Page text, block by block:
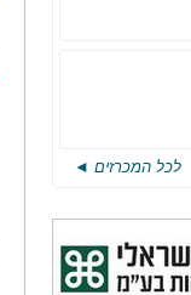
לכל המכרזים ◄